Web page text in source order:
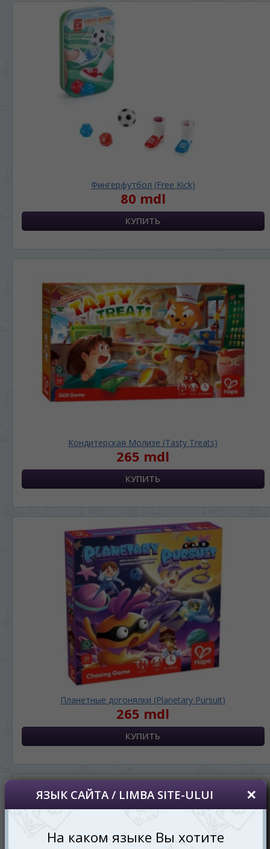
Фингерфутбол (Free Kick)
80 mdl
Кондитерская Молизе (Tasty Treats)
265 mdl
Планетные догонялки (Planetary Pursuit)
265 mdl
ЯЗЫК САЙТА / LIMBA SITE-ULUI
На каком языке Вы хотите
просматривать наш сайт?
Беспокоим Вас только один раз, далее
сохраним Ваш выбор языка.
Vă vom deranja doar o singură dată, apoi vă
vom salva alegerea limbii.
сайта, то это можно всегда сделать в
правом верхнем углу страницы.
Dacă doriți să schimbați limba site-ului, puteți
oricând să faceți asta în colțul din dreapta sus
al paginii.
RU